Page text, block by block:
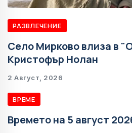
РАЗВЛЕЧЕНИЕ
Село Мирково влиза в
Кристофър Нолан
2 Август, 2026
ВРЕМЕ
Времето на 5 август